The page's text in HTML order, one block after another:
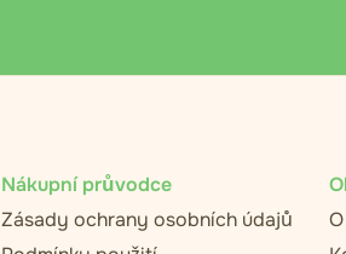
Nákupní průvodce
Zásady ochrany osobních údajů